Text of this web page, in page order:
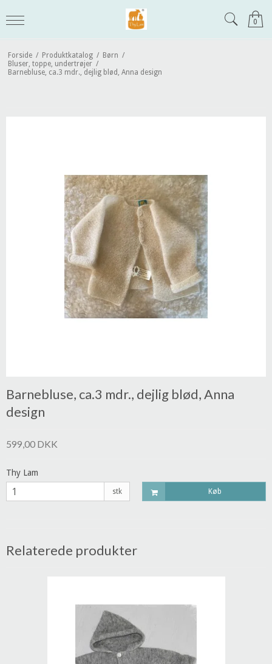
0
Forside / Produktkatalog / Børn /
Bluser, toppe, undertrøjer /
Barnebluse, ca.3 mdr., dejlig blød, Anna design
Barnebluse, ca.3 mdr., dejlig blød, Anna
design
599,00 DKK
Thy Lam
stk Køb
Relaterede produkter